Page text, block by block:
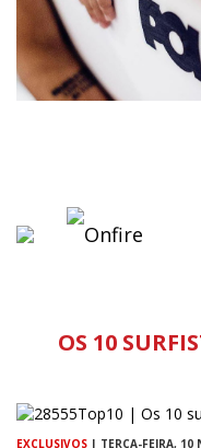
OS 10
EXCLUSIVOS | TERÇA-FEIRA, 10